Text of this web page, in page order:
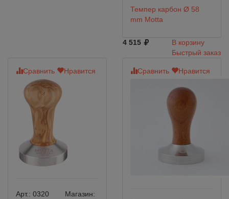
Темпер карбон Ø 58
mm Motta
4 515
В корзину
Быстрый заказ
Сравнить Нравится
Арт.: 0320
Магазин:
Сравнить Нравится